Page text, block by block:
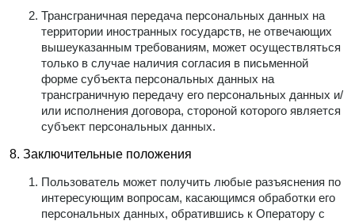
Трансграничная передача персональных данных на
территории иностранных государств, не отвечающих
вышеуказанным требованиям, может осуществляться
только в случае наличия согласия в письменной
форме субъекта персональных данных на
трансграничную передачу его персональных данных и/
или исполнения договора, стороной которого является
субъект персональных данных.
8. Заключительные положения
Пользователь может получить любые разъяснения по
интересующим вопросам, касающимся обработки его
персональных данных, обратившись к Оператору с